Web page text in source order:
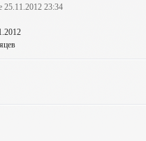
25.11.2012 23:34